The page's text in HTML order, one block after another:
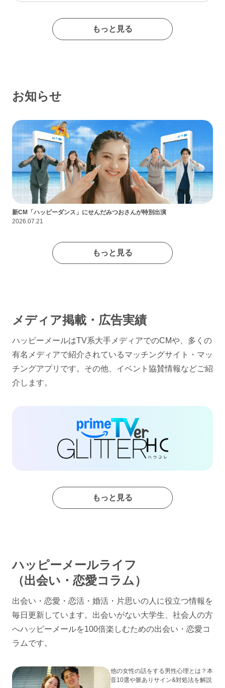
たイメージの出会い系サイトであるなんて思わなかったな…
もっと見る
お知らせ
新CM「ハッピーダンス」にせんだみつおさんが特別出演
2026.07.21
もっと見る
メディア掲載・広告実績
ハッピーメールはTV系大手メディアでのCMや、多くの
有名メディアで紹介されているマッチングサイト・マッ
チングアプリです。その他、イベント協賛情報などご紹
介します。
もっと見る
ハッピーメールライフ
（出会い・恋愛コラム）
出会い・恋愛・恋活・婚活・片思いの人に役立つ情報を
毎日更新しています。出会いがない大学生、社会人の方
へハッピーメールを100倍楽しむための出会い・恋愛コ
ラムです。
他の女性の話をする男性心理とは？本
音10選や脈ありサイン&対処法を解説